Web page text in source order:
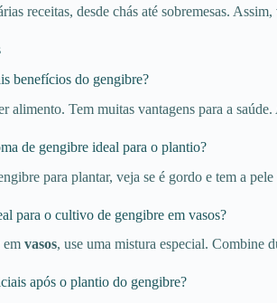
receitas, desde chás até sobremesas.
benefícios do gengibre?
alimento. Tem muitas vantagens para a
de gengibre ideal para o plantio?
para plantar, veja se é gordo e tem a
para o cultivo de gengibre em vasos?
em vasos, use uma mistura especial. Combine
após o plantio do gengibre?